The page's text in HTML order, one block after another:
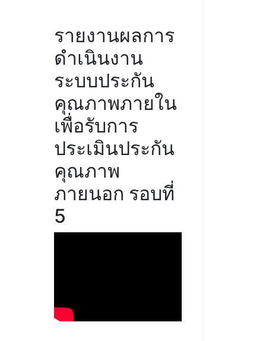
รายงานผลการ
ดำเนินงาน
ระบบประกัน
คุณภาพภายใน
เพื่อรับการ
ประเมินประกัน
คุณภาพ
ภายนอก รอบที่
5